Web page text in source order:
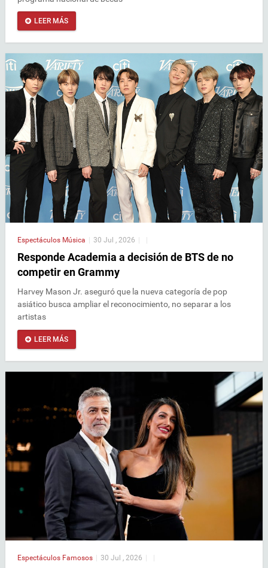
LEER MÁS
Espectáculos Música | 30 Jul , 2026 | |
Responde Academia a decisión de BTS de no
competir en Grammy
Harvey Mason Jr. aseguró que la nueva categoría de pop
asiático busca ampliar el reconocimiento, no separar a los
artistas
LEER MÁS
Espectáculos Famosos 30 Jul , 2026